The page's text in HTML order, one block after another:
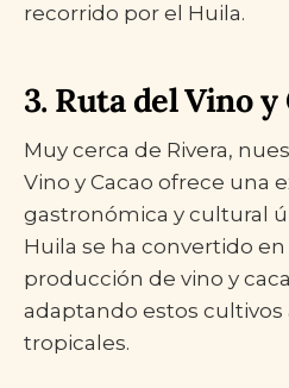
recorrido por el Huila.
3. Ruta del Vino y
Muy cerca de Rivera,
Vino y Cacao ofrece una
gastronómica y cultural
Huila se ha convertido
producción de vino y
adaptando estos cultivos
tropicales.